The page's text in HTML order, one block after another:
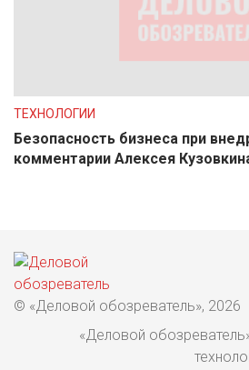
ТЕХНОЛОГИИ
Безопасность бизнеса при
комментарии Алексея
© «Деловой обозреватель», 2026
«Деловой